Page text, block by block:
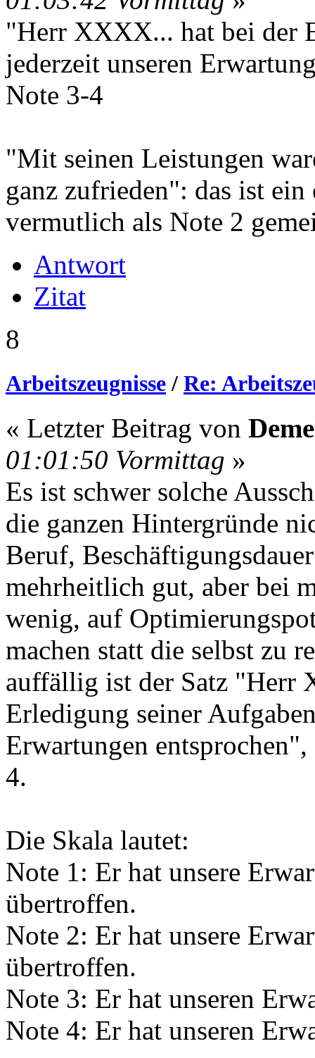
"Herr XXXX... hat bei der
jederzeit unseren
Note 3-4
"Mit seinen Leistungen
ganz zufrieden": das ist ein
vermutlich als Note 2
Antwort
Zitat
8
Arbeitszeugnisse / Re:
« Letzter Beitrag von
01:01:50 Vormittag »
Es ist schwer solche
die ganzen Hintergründe
Beruf,
mehrheitlich gut, aber bei
wenig, auf
machen statt die selbst zu
auffällig ist der Satz "Herr
Erledigung seiner
Erwartungen
4.
Die Skala lautet:
Note 1: Er hat unsere
übertroffen.
Note 2: Er hat unsere
übertroffen.
Note 3: Er hat unseren
Note 4: Er hat unseren